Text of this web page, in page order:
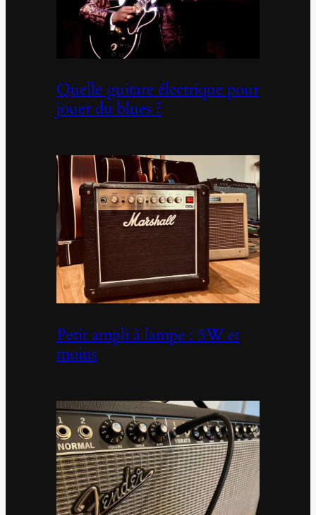
Quelle guitare électrique pour
jouer du blues ?
Petit ampli à lampe : 5W et
moins